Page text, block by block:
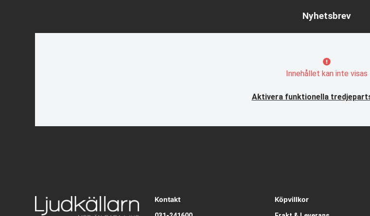
Nyhetsbrev
Innehållet kan inte visas
Aktivera funktionella
Kontakt Köpvillkor